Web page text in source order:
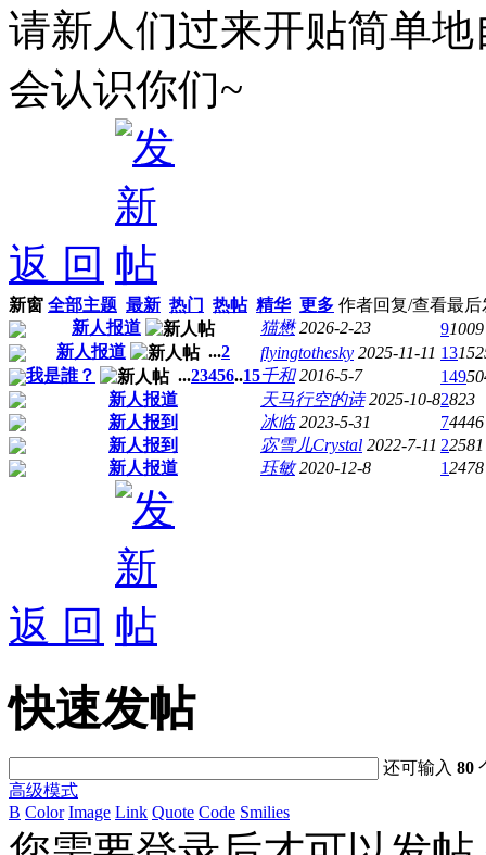
请新人们过来开贴简单
会认识你们~
返 回
新窗 全部主题 最新 热门 热帖 精华 更多 作者回复/查看最后
新人报道
猫懋 2026-2-23 91009
新人报道
...2 flyingtothesky 2025-11-11 13
我是誰？
...23456..15千和 2016-5-7 149
新人报道
天马行空的诗 2025-10-82823
新人报到
冰临 2023-5-31 74446
新人报到
宓雪儿Crystal 2022-7-11 22581
新人报道
珏敏 2020-12-8 12478
返 回
快速发帖
还可输入80
高级模式
B Color Image Link Quote Code Smilies